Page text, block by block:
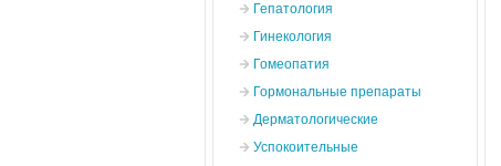
Гепатология
Гинекология
Гомеопатия
Гормональные препараты
Дерматологические
Успокоительные